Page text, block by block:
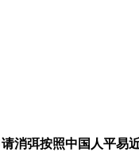
弭按照中国人平易